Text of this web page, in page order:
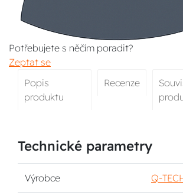
Potřebujete s něčím poradit?
Zeptat se
Popis
produktu
Recenze
Technické parametry
Výrobce Q-